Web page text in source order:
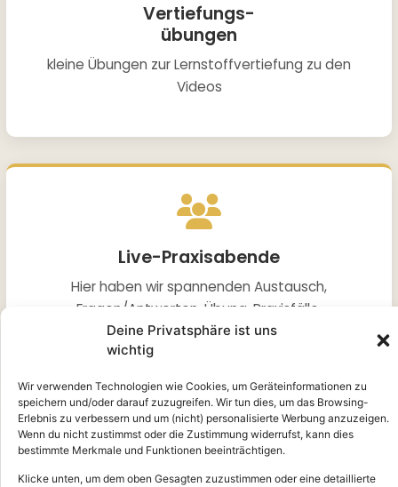
Deine Privatsphäre ist uns
wichtig
Wir verwenden Technologien wie Cookies, um Geräteinformationen zu
speichern und/oder darauf zuzugreifen. Wir tun dies, um das Browsing-
Erlebnis zu verbessern und um (nicht) personalisierte Werbung anzuzeigen.
Wenn du nicht zustimmst oder die Zustimmung widerrufst, kann dies
bestimmte Merkmale und Funktionen beeinträchtigen.
Klicke unten, um dem oben Gesagten zuzustimmen oder eine detaillierte
Vertiefungs-
übungen
kleine Übungen zur Lernstoffvertiefung zu den
Videos
Live-Praxisabende
Hier haben wir spannenden Austausch,
Fragen/Antworten, Übung, Praxisfälle,
Forschung und Weiterentwicklung.